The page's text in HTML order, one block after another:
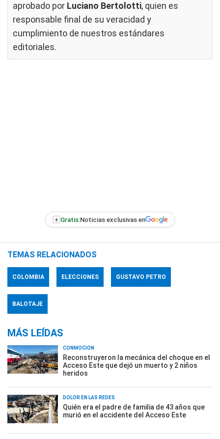
aprobado por Luciano Bertolotti, quien es
responsable final de su veracidad y
cumplimiento de nuestros estándares
editoriales.
+ Gratis:Noticias exclusivas en
TEMAS RELACIONADOS
COLOMBIA ELECCIONES GUSTAVO PETRO
BALOTAJE
MÁS LEÍDAS
CONMOCIÓN
Reconstruyeron la mecánica del choque en el
Acceso Este que dejó un muerto y 2 niños
heridos
DOLOR EN LAS REDES
Quién era el padre de familia de 43 años que
murió en el accidente del Acceso Este